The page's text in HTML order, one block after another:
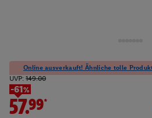
Online ausverkauft! Ähnliche tolle
UVP: 149.00
-61%
57.99*